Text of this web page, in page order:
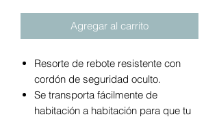
Agregar al carrito
Resorte de rebote resistente con
cordón de seguridad oculto.
Se transporta fácilmente de
habitación a habitación para que tu